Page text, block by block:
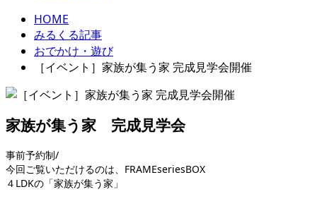
HOME
みるくる記事
おでかけ・遊び
［イベント］家族が集う家 完成見学会開催
家族が集う家 完成見学会
事前予約制/
今回ご覧いただけるのは、FRAMEseriesBOX
４LDKの「家族が集う家」